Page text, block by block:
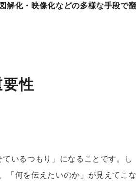
解化・映像化などの多様な手段で
性
いるつもり」になることです。し
「何を伝えたいのか」が見えてこ